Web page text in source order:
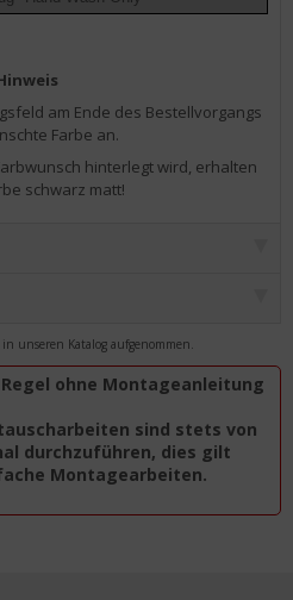
am Ende des Bestellvorgangs
Farbe an.
hinterlegt wird, erhalten
schwarz matt!
unseren Katalog aufgenommen.
ohne Montageanleitung
sind stets von
durchzuführen, dies gilt
Montagearbeiten.